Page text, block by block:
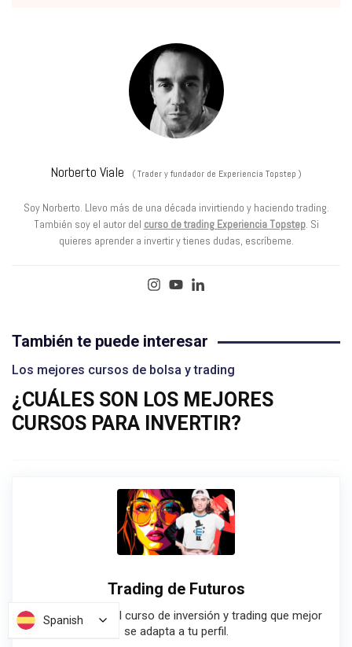
Norberto Viale (Trader y fundador de Experiencia Topstep )
Soy Norberto. Llevo más de una década invirtiendo y haciendo trading.
También soy el autor del curso de trading Experiencia Topstep. Si
quieres aprender a invertir y tienes dudas, escríbeme.
También te puede interesar
Los mejores cursos de bolsa y trading
¿CUÁLES SON LOS MEJORES
CURSOS PARA INVERTIR?
Trading de Futuros
Guía para elegir el curso de inversión y trading que mejor
se adapta a tu perfil.
Spanish
Spanish